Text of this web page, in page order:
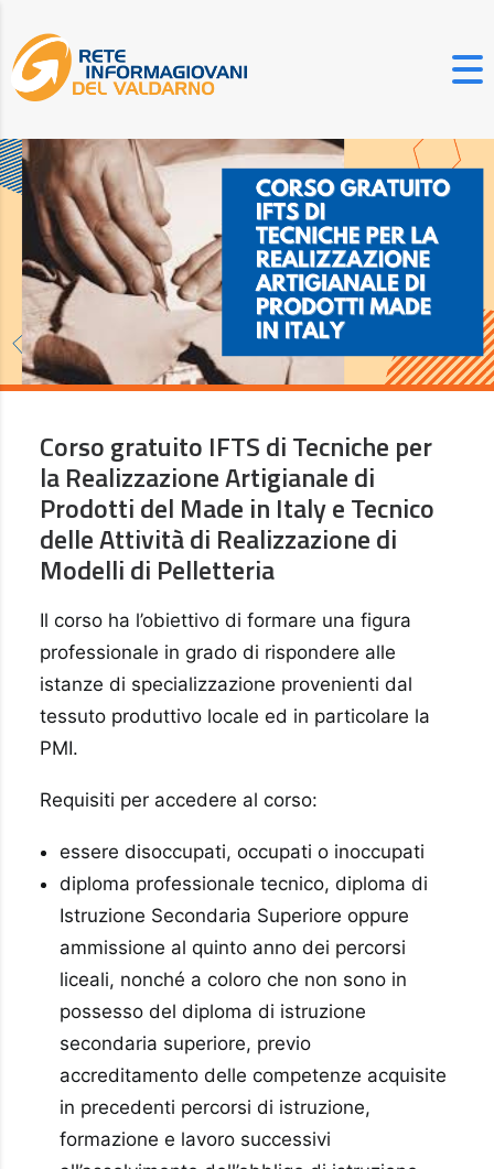
Corso gratuito IFTS di Tecniche per
la Realizzazione Artigianale di
Prodotti del Made in Italy e Tecnico
delle Attività di Realizzazione di
Modelli di Pelletteria
Il corso ha l’obiettivo di formare una figura
professionale in grado di rispondere alle
istanze di specializzazione provenienti dal
tessuto produttivo locale ed in particolare la
PMI.
Requisiti per accedere al corso:
essere disoccupati, occupati o inoccupati
diploma professionale tecnico, diploma di
Istruzione Secondaria Superiore oppure
ammissione al quinto anno dei percorsi
liceali, nonché a coloro che non sono in
possesso del diploma di istruzione
secondaria superiore, previo
accreditamento delle competenze acquisite
in precedenti percorsi di istruzione,
formazione e lavoro successivi